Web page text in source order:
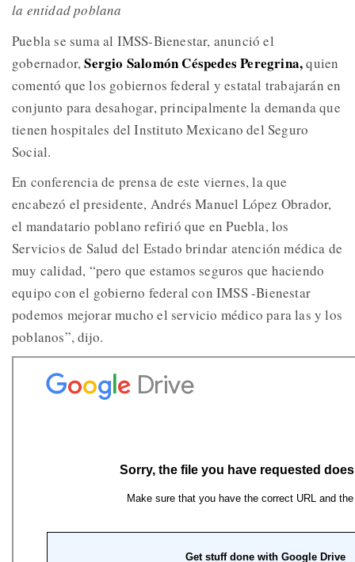
la entidad poblana
Puebla se suma al IMSS-Bienestar, anunció el
gobernador,Sergio Salomón Céspedes Peregrina,quien
comentó que los gobiernos federal y estatal trabajarán en
conjunto para desahogar, principalmente la demanda que
tienen hospitales del Instituto Mexicano del Seguro
Social.
En conferencia de prensa de este viernes, la que
encabezó el presidente, Andrés Manuel López Obrador,
el mandatario poblano refirió que en Puebla, los
Servicios de Salud del Estado brindar atención médica de
muy calidad, “pero que estamos seguros que haciendo
equipo con el gobierno federal con IMSS -Bienestar
podemos mejorar mucho el servicio médico para las y los
poblanos”, dijo.